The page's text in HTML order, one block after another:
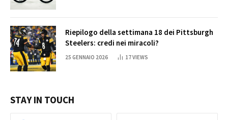
Riepilogo della settimana 18 dei Pittsburgh
Steelers: credi nei miracoli?
25 GENNAIO 2026 17VIEWS
STAY IN TOUCH